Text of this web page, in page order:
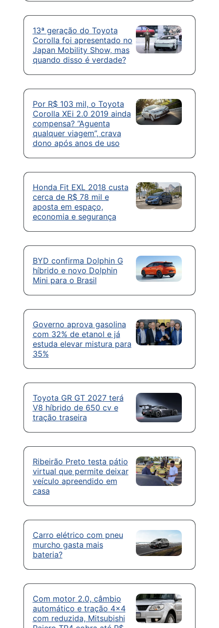
13ª geração do Toyota
Corolla foi apresentado no
Japan Mobility Show, mas
quando disso é verdade?
Por R$ 103 mil, o Toyota
Corolla XEi 2.0 2019 ainda
compensa? “Aguenta
qualquer viagem”, crava
dono após anos de uso
Honda Fit EXL 2018 custa
cerca de R$ 78 mil e
aposta em espaço,
economia e segurança
BYD confirma Dolphin G
híbrido e novo Dolphin
Mini para o Brasil
Governo aprova gasolina
com 32% de etanol e já
estuda elevar mistura para
35%
Toyota GR GT 2027 terá
V8 híbrido de 650 cv e
tração traseira
Ribeirão Preto testa pátio
virtual que permite deixar
veículo apreendido em
casa
Carro elétrico com pneu
murcho gasta mais
bateria?
Com motor 2.0, câmbio
automático e tração 4×4
com reduzida, Mitsubishi